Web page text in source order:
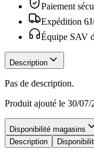
Paiement
Expédition
Équipe SAV
Description
Pas de description.
Produit ajouté le 30/07/
Disponibilité magasins
Description